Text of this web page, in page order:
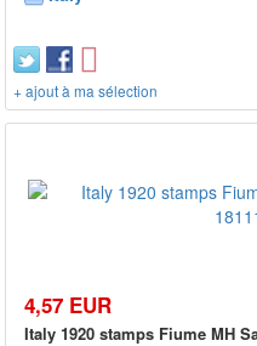
+ ajout à ma sélection
4,57 EUR
Italy 1920 stamps Fiume MH